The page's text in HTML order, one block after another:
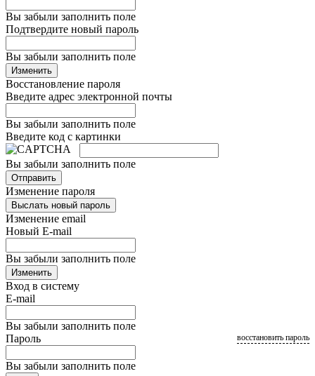
Вы забыли заполнить поле
Подтвердите новый пароль
Вы забыли заполнить поле
Изменить
Восстановление пароля
Введите адрес электронной почты
Вы забыли заполнить поле
Введите код с картинки
Вы забыли заполнить поле
Отправить
Изменение пароля
Выслать новый пароль
Изменение email
Новый E-mail
Вы забыли заполнить поле
Изменить
Вход в систему
E-mail
Вы забыли заполнить поле
Пароль
Вы забыли заполнить поле
восстановить пароль